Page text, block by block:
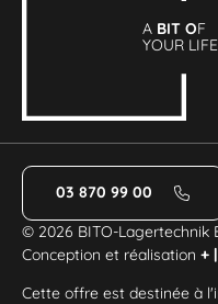
A BIT OF
YOUR
03 870 99 00
© 2026 BITO-Lagertechnik
Conception et réalisation+
Cette offre est destinée à